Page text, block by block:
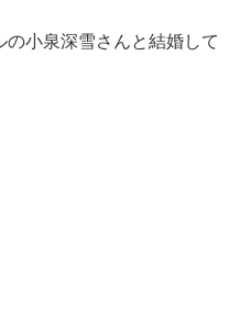
小泉深雪さんと結婚して